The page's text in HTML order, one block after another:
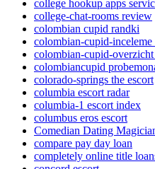
college hookup apps
college-chat-rooms review
colombian cupid randki
colombian-cupid-inceleme
colombian-cupid-
colombiancupid
colorado-springs the escort
columbia escort radar
columbia-1 escort index
columbus eros escort
Comedian Dating
compare pay day loan
completely online title